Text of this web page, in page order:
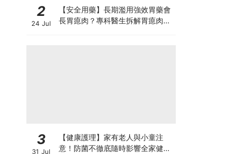
2
24 Jul
【安全用藥】長期濫用強效胃藥會
長胃瘜肉？專科醫生拆解胃瘜肉癌
3
31 Jul
【健康護理】家有老人與小童注
意！防菌不徹底隨時影響全家健康